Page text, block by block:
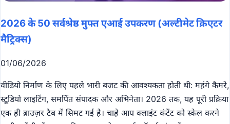
2026 के 50 सर्वश्रेष्ठ मुफ्त एआई उपकरण (अल्टीमेट क्रिएटर
मैट्रिक्स)
01/06/2026
वीडियो निर्माण के लिए पहले भारी बजट की आवश्यकता होती थी: महंगे कैमरे,
स्टूडियो लाइटिंग, समर्पित संपादक और अभिनेता। 2026 तक, यह पूरी प्रक्रिया
एक ही ब्राउज़र टैब में सिमट गई है। चाहे आप क्लाइंट कंटेंट को स्केल करने